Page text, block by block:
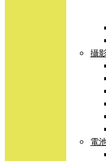
攝
電